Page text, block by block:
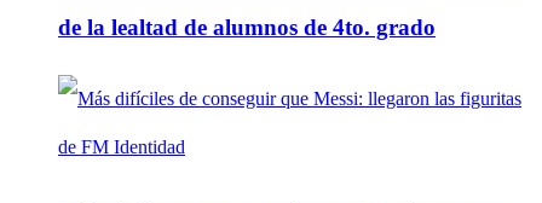
de la lealtad de alumnos de 4to. grado